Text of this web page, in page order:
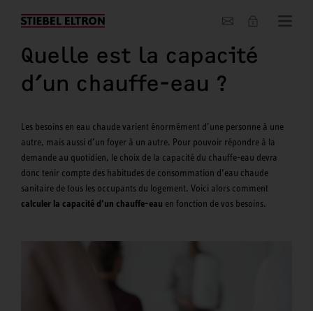
Entreprise
Quelle est la capacité
d’un chauffe-eau ?
Les besoins en eau chaude varient énormément d’une personne à une
autre, mais aussi d’un foyer à un autre. Pour pouvoir répondre à la
demande au quotidien, le choix de la capacité du chauffe-eau devra
donc tenir compte des habitudes de consommation d’eau chaude
sanitaire de tous les occupants du logement. Voici alors comment
calculer la capacité d’un chauffe-eau en fonction de vos besoins.